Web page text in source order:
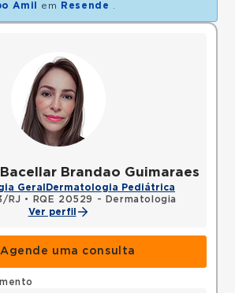
Amil em Resende
Brandao Guimaraes
Geral Dermatologia Pediátrica
RJ •
RQE 20529 - Dermatologia
Ver perfil
Agende uma consulta